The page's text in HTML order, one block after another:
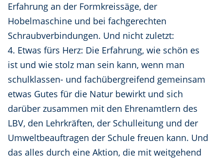
Erfahrung an der Formkreissäge, der
Hobelmaschine und bei fachgerechten
Schraubverbindungen. Und nicht zuletzt:
4. Etwas fürs Herz: Die Erfahrung, wie schön es
ist und wie stolz man sein kann, wenn man
schulklassen- und fachübergreifend gemeinsam
etwas Gutes für die Natur bewirkt und sich
darüber zusammen mit den Ehrenamtlern des
LBV, den Lehrkräften, der Schulleitung und der
Umweltbeauftragen der Schule freuen kann. Und
das alles durch eine Aktion, die mit weitgehend